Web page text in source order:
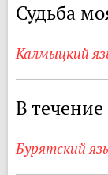
Судьба
Калмыцкий
В
Бурятский